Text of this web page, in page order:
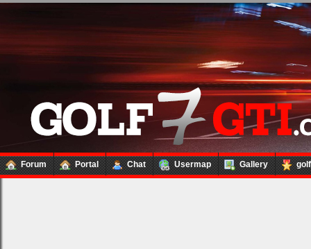
Forum Portal Chat Usermap Gallery